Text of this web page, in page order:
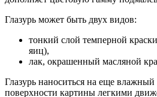
Глазурь может быть двух видов:
тонкий слой темперной
яиц),
лак, окрашенный масляной
Глазурь наноситься на еще
поверхности картины легкими